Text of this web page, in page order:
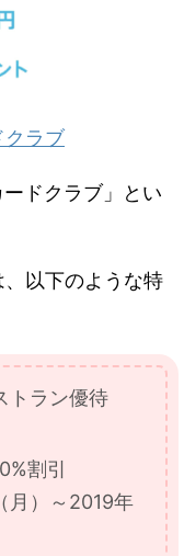
クラブ
ドクラブ」とい
以下のような特
トラン優待
割引
月）～2019年